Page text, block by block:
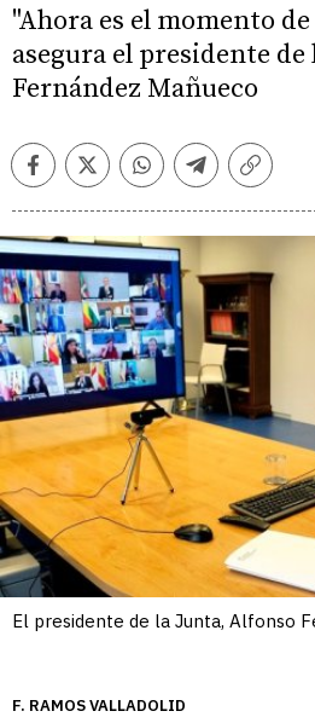
"Ahora es el momento
asegura el presidente
Fernández Mañueco
FacebookTwitterWhatsappTelegramCopiar
El presidente de la Junta, Alfonso
F. RAMOS VALLADOLID